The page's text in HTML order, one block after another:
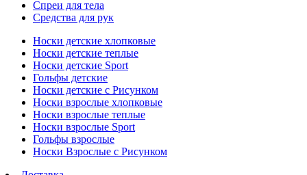
Спреи для тела
Средства для рук
Носки детские хлопковые
Носки детские теплые
Носки детские Sport
Гольфы детские
Носки детские с Рисунком
Носки взрослые хлопковые
Носки взрослые теплые
Носки взрослые Sport
Гольфы взрослые
Носки Взрослые с Рисунком